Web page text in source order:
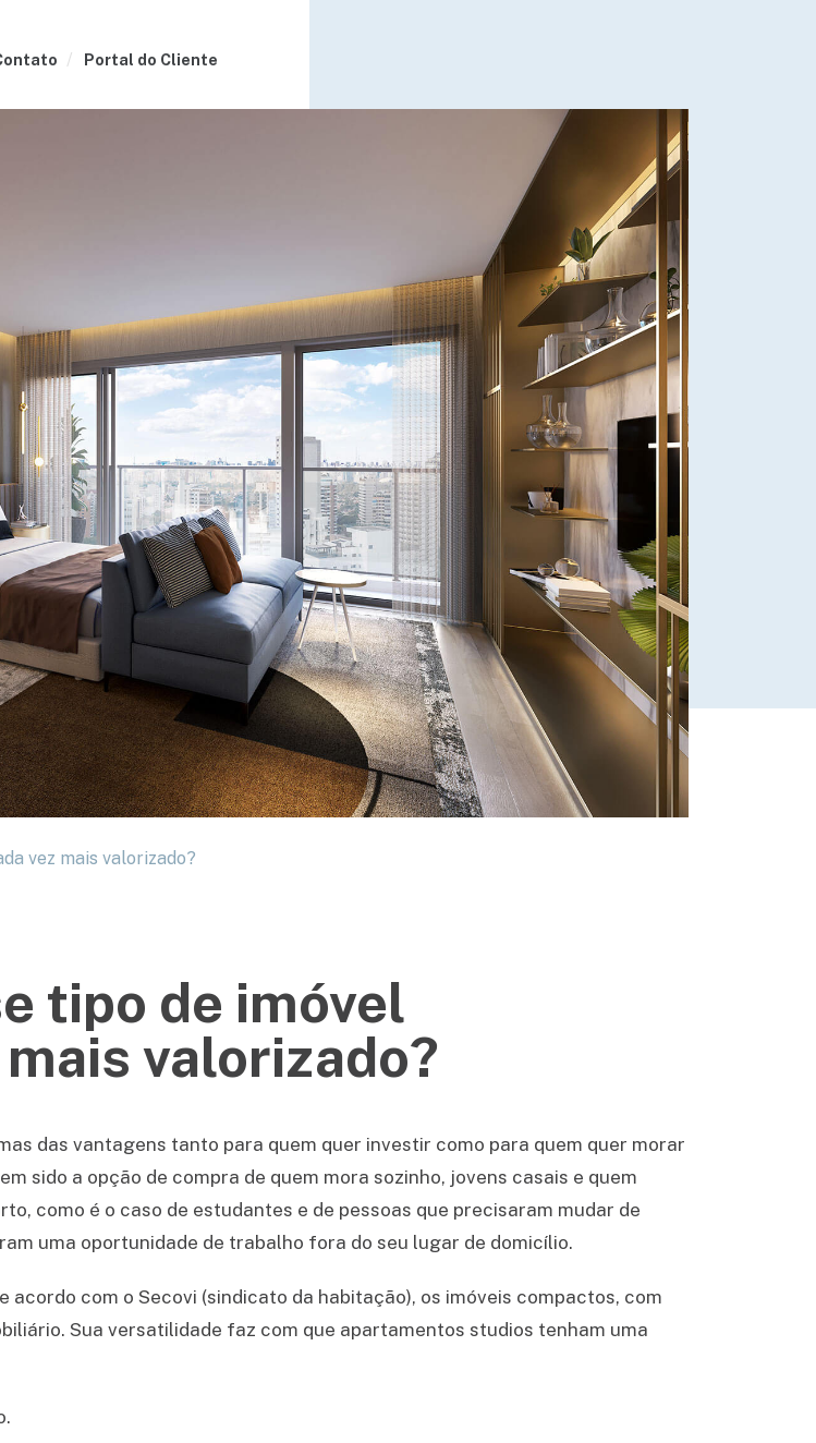
Portal do Cliente
vez mais valorizado?
tipo de imóvel
valorizado?
das vantagens tanto para quem quer investir como para quem quer morar
sido a opção de compra de quem mora sozinho, jovens casais e quem
como é o caso de estudantes e de pessoas que precisaram mudar de
uma oportunidade de trabalho fora do seu lugar de domicílio.
com o Secovi (sindicato da habitação), os imóveis compactos, com
Sua versatilidade faz com que apartamentos studios tenham uma
.